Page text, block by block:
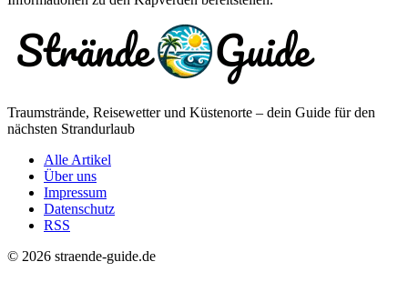
Traumstrände, Reisewetter und Küstenorte – dein Guide für den
nächsten Strandurlaub
Alle Artikel
Über uns
Impressum
Datenschutz
RSS
© 2026 straende-guide.de